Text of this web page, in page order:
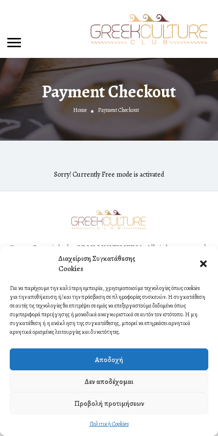
Διαχείριση Συγκατάθεσης
Cookies
Για να παρέχουμε την καλύτερη εμπειρία, χρησιμοποιούμε τεχνολογίες όπως cookies
για την αποθήκευση ή/και την πρόσβαση σε πληροφορίες συσκευών. Η συγκατάθεση
σε αυτές τις τεχνολογίες θα επιτρέψει σε εμάς να επεξεργαστούμε δεδομένα όπως
συμπεριφορά περιήγησης ή μοναδικά αναγνωριστικά σε αυτόν τον ιστότοπο. Η μη
συγκατάθεση ή η ανάκληση της συγκατάθεσης, μπορεί να επηρεάσει αρνητικά
αρνητικά ορισμένες λειτουργίες και δυνατότητες.
Αποδοχή
Δεν αποδέχομαι
Προβολή προτιμήσεων
Πολιτική Cookies
Payment Checkout
Home Payment Checkout
Sorry! Currently Free mode is activated
©2021 Copyright by ORMI MULTIMEDIA. All rights reserved.
Contact